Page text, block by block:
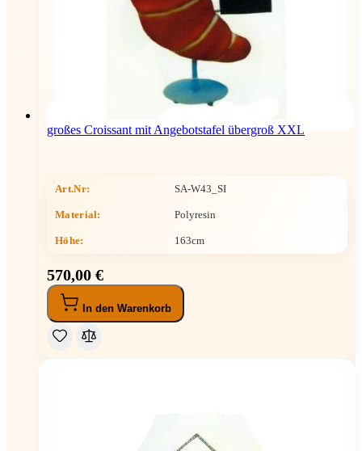
großes Croissant mit Angebotstafel übergroß XXL
Art.Nr: SA-W43_SI
Material: Polyresin
Höhe: 163cm
570,00 €
In den Warenkorb